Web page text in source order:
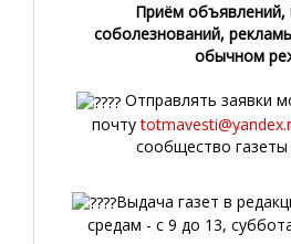
Приём объявлений,
соболезнований,
обычном
Отправлять заявки
почту
сообщество газеты
Выдача газет в
средам - с 9 до 13,